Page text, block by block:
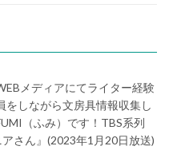
メディアにてライター経験
しながら文房具情報収集し
（ふみ）です！TBS系列
アさん』(2023年1月20日放送)